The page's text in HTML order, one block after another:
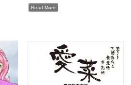
Read More